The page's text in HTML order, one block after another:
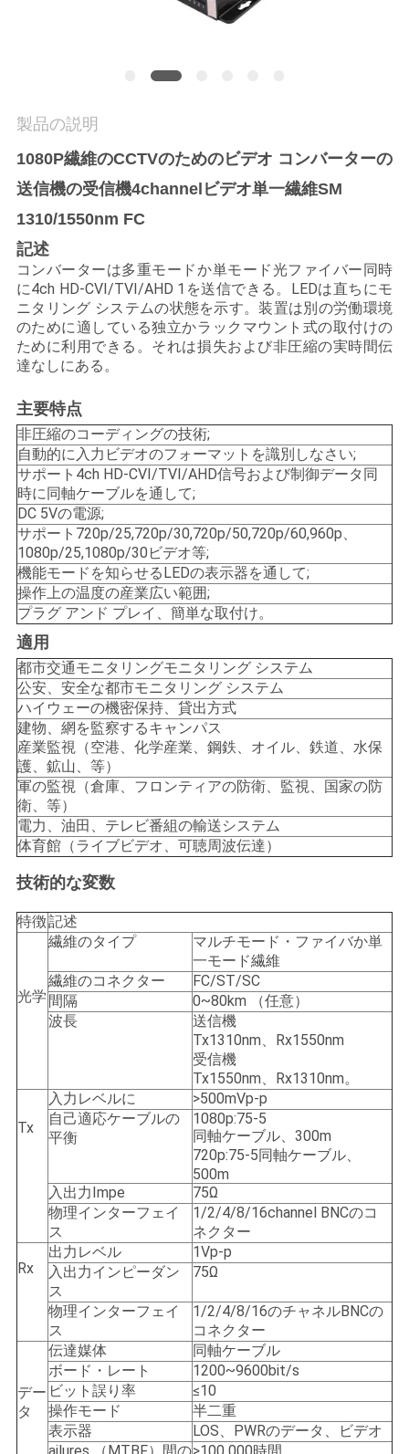
絡
し
な
さ
い
ニ
ュ
ー
ス
引
用
を
要
求
し
な
さ
い
地
図
ラ
シ
ー
シ
ー
製品の説明
1080P繊維のCCTVのためのビデオ コンバーターの
送信機の受信機4channelビデオ単一繊維SM
1310/1550nm FC
記述
コンバーターは多重モードか単モード光ファイバー同時
に4ch HD-CVI/TVI/AHD 1を送信できる。LEDは直ちにモ
ニタリング システムの状態を示す。装置は別の労働環境
のために適している独立かラックマウント式の取付けの
ために利用できる。それは損失および非圧縮の実時間伝
達なしにある。
主要特点
非圧縮のコーディングの技術;
自動的に入力ビデオのフォーマットを識別しなさい;
サポート4ch HD-CVI/TVI/AHD信号および制御データ同
時に同軸ケーブルを通して;
DC 5Vの電源;
サポート720p/25,720p/30,720p/50,720p/60,960p、
1080p/25,1080p/30ビデオ等;
機能モードを知らせるLEDの表示器を通して;
操作上の温度の産業広い範囲;
プラグ アンド プレイ、簡単な取付け。
適用
都市交通モニタリングモニタリング システム
公安、安全な都市モニタリング システム
ハイウェーの機密保持、貸出方式
建物、網を監察するキャンパス
産業監視（空港、化学産業、鋼鉄、オイル、鉄道、水保
護、鉱山、等）
軍の監視（倉庫、フロンティアの防衛、監視、国家の防
衛、等）
電力、油田、テレビ番組の輸送システム
体育館（ライブビデオ、可聴周波伝達）
技術的な変数
特徴記述
光学
繊維のタイプ
マルチモード・ファイバか単
一モード繊維
繊維のコネクター
FC/ST/SC
間隔
0~80km （任意）
波長
送信機
Tx1310nm、Rx1550nm
受信機
Tx1550nm、Rx1310nm。
Tx
入力レベルに
>500mVp-p
自己適応ケーブルの
平衡
1080p:75-5
同軸ケーブル、300m
720p:75-5同軸ケーブル、
500m
入出力Impe
75Ω
物理インターフェイ
ス
1/2/4/8/16channel BNCのコ
ネクター
Rx
出力レベル
1Vp-p
入出力インピーダン
ス
75Ω
物理インターフェイ
ス
1/2/4/8/16のチャネルBNCの
コネクター
デー
タ
伝達媒体
同軸ケーブル
ボード・レート
1200~9600bit/s
ビット誤り率
≤10
操作モード
半二重
表示器
LOS、PWRのデータ、ビデオ